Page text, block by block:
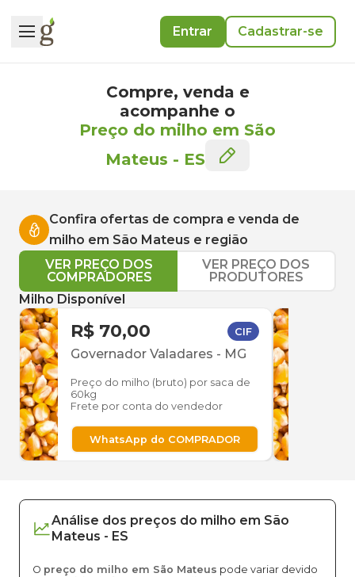
Entrar Cadastrar-se
Compre, venda e
acompanhe o
Preço do milho em São
Mateus - ES
Confira ofertas de compra e venda de
milho em São Mateus e região
VER PREÇO DOS
COMPRADORES
VER PREÇO DOS
PRODUTORES
Milho Disponível
R$ 70,00 CIF
Governador Valadares - MG
Preço do milho (bruto) por saca de
60kg
Frete por conta do vendedor
WhatsApp do COMPRADOR
Análise dos preços do milho em São
Mateus - ES
O preço do milho em São Mateus pode variar devido